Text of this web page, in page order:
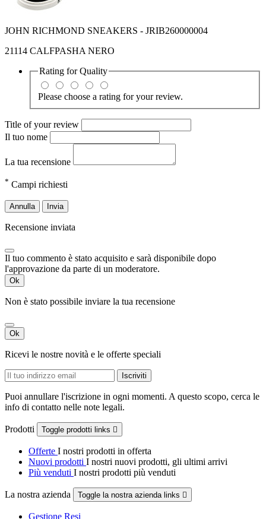
JOHN RICHMOND SNEAKERS - JRIB260000004
21114 CALFPASHA NERO
Rating forQuality
Please choose a rating for your review.
Title of your review
Il tuo nome
La tua recensione
* Campi richiesti
Annulla Invia
Recensione inviata
Il tuo commento è stato acquisito e sarà disponibile dopo
l'approvazione da parte di un moderatore.
Ok
Non è stato possibile inviare la tua recensione
Ok
Ricevi le nostre novità e le offerte speciali
Puoi annullare l'iscrizione in ogni momenti. A questo scopo, cerca le
info di contatto nelle note legali.
Prodotti Toggle prodotti links 
Offerte I nostri prodotti in offerta
Nuovi prodotti I nostri nuovi prodotti, gli ultimi arrivi
Più venduti I nostri prodotti più venduti
La nostra azienda Toggle la nostra azienda links 
Gestione Resi